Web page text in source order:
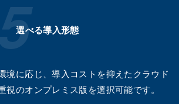
選べる導入形態
境に応じ、導入コストを抑えたクラウド
視のオンプレミス版を選択可能です。